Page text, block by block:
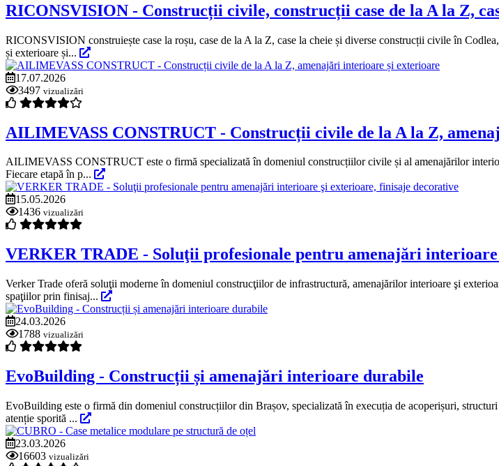
RICONSVISION - Construcții civile, construcții case de la A la Z,
RICONSVISION construiește case la roșu, case de la A la Z, case la cheie și diverse construcții civile în
și exterioare și...
17.07.2026
3497 vizualizări
AILIMEVASS CONSTRUCT - Construcții civile de la A la Z,
AILIMEVASS CONSTRUCT este o firmă specializată în domeniul construcțiilor civile și al amenajărilor
Fiecare etapă în p...
15.05.2026
1436 vizualizări
VERKER TRADE - Soluţii profesionale pentru amenajări
Verker Trade oferă soluţii moderne în domeniul construcţiilor de infrastructură, amenajărilor interioare şi
spaţiilor prin finisaj...
24.03.2026
1788 vizualizări
EvoBuilding - Construcții și amenajări interioare durabile
EvoBuilding este o firmă din domeniul construcțiilor din Brașov, specializată în execuția de acoperișuri,
atenție sporită ...
23.03.2026
16603 vizualizări